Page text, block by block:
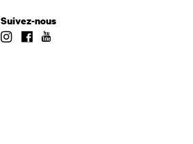
Suivez-nous
InstagramFacebook